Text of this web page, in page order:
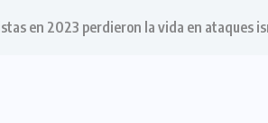
en 2023 perdieron la vida en ataques